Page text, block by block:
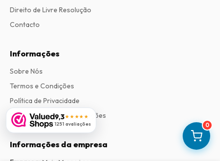
0
9,3★★★★★
1251 avaliações
Direito de Livre Resolução
Contacto
Informações
Sobre Nós
Termos e Condições
Política de Privacidade
Procedimento de Reclamações
Informações da empresa